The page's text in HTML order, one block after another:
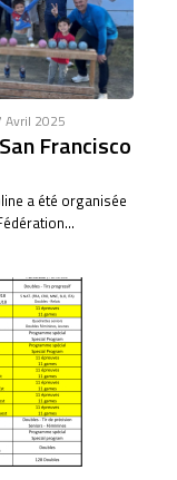
2025
Francisco
a été organisée